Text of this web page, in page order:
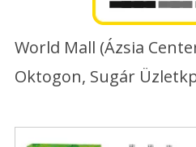
World Mall (Ázsia
Oktogon, Sugár